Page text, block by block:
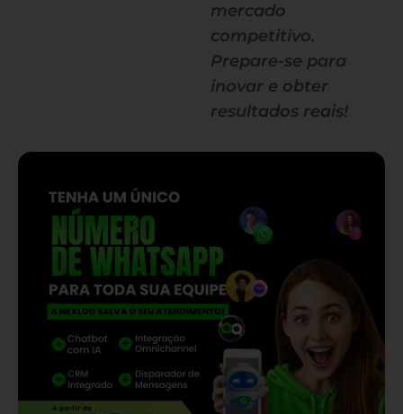
mercado
competitivo.
Prepare-se para
inovar e obter
resultados reais!